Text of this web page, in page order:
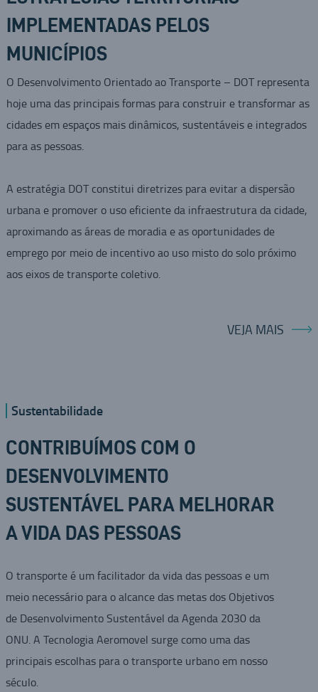
IMPLEMENTADAS PELOS
MUNICÍPIOS
O Desenvolvimento Orientado ao Transporte – DOT representa
hoje uma das principais formas para construir e transformar as
cidades em espaços mais dinâmicos, sustentáveis e integrados
para as pessoas.
A estratégia DOT constitui diretrizes para evitar a dispersão
urbana e promover o uso eficiente da infraestrutura da cidade,
aproximando as áreas de moradia e as oportunidades de
emprego por meio de incentivo ao uso misto do solo próximo
aos eixos de transporte coletivo.
VEJA MAIS
Sustentabilidade
CONTRIBUÍMOS COM O
DESENVOLVIMENTO
SUSTENTÁVEL PARA MELHORAR
A VIDA DAS PESSOAS
O transporte é um facilitador da vida das pessoas e um
meio necessário para o alcance das metas dos Objetivos
de Desenvolvimento Sustentável da Agenda 2030 da
ONU. A Tecnologia Aeromovel surge como uma das
principais escolhas para o transporte urbano em nosso
século.